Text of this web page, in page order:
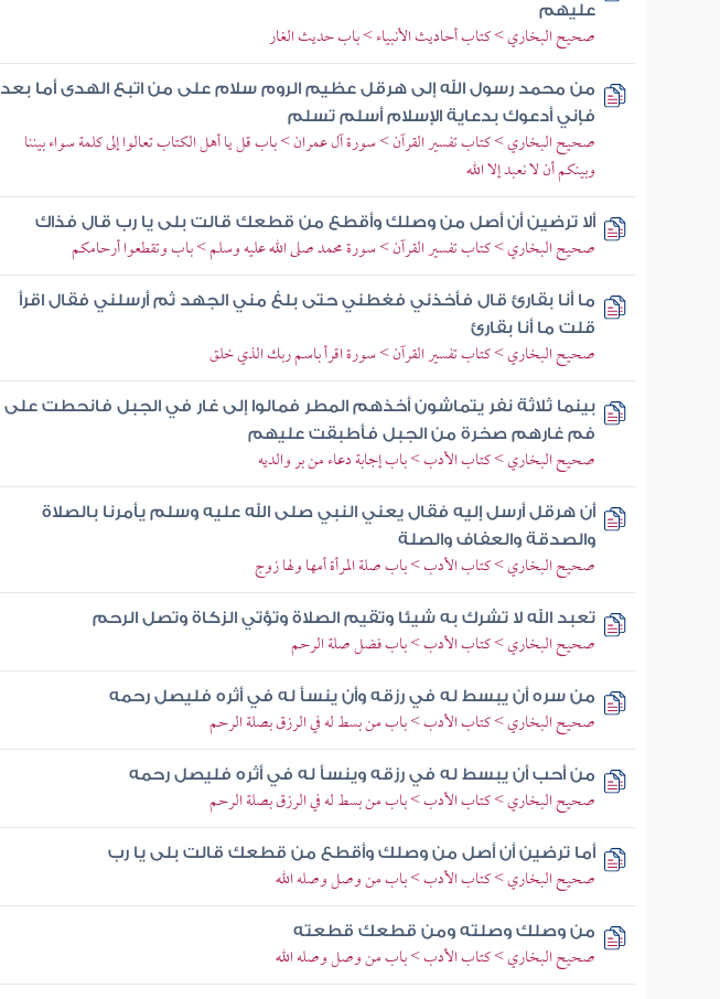
عليهم
صحيح البخاري > كتاب أحاديث الأنبياء > باب حديث الغار
من محمد رسول الله إلى هرقل عظيم الروم سلام على من اتبع الهدى أما بعد
فإني أدعوك بدعاية الإسلام أسلم تسلم
صحيح البخاري > كتاب تفسير القرآن > سورة آل عمران > باب قل يا أهل الكتاب تعالوا إلى كلمة سواء بيننا
وبينكم أن لا نعبد إلا الله
ألا ترضين أن أصل من وصلك وأقطع من قطعك قالت بلى يا رب قال فذاك
صحيح البخاري > كتاب تفسير القرآن > سورة محمد صلى الله عليه وسلم > باب وتقطعوا أرحامكم
ما أنا بقارئ قال فأخذني فغطني حتى بلغ مني الجهد ثم أرسلني فقال اقرأ
قلت ما أنا بقارئ
صحيح البخاري > كتاب تفسير القرآن > سورة اقرأ باسم ربك الذي خلق
بينما ثلاثة نفر يتماشون أخذهم المطر فمالوا إلى غار في الجبل فانحطت على
فم غارهم صخرة من الجبل فأطبقت عليهم
صحيح البخاري > كتاب الأدب > باب إجابة دعاء من بر والديه
أن هرقل أرسل إليه فقال يعني النبي صلى الله عليه وسلم يأمرنا بالصلاة
والصدقة والعفاف والصلة
صحيح البخاري > كتاب الأدب > باب صلة المرأة أمها ولها زوج
تعبد الله لا تشرك به شيئا وتقيم الصلاة وتؤتي الزكاة وتصل الرحم
صحيح البخاري > كتاب الأدب > باب فضل صلة الرحم
من سره أن يبسط له في رزقه وأن ينسأ له في أثره فليصل رحمه
صحيح البخاري > كتاب الأدب > باب من بسط له في الرزق بصلة الرحم
من أحب أن يبسط له في رزقه وينسأ له في أثره فليصل رحمه
صحيح البخاري > كتاب الأدب > باب من بسط له في الرزق بصلة الرحم
أما ترضين أن أصل من وصلك وأقطع من قطعك قالت بلى يا رب
صحيح البخاري > كتاب الأدب > باب من وصل وصله الله
من وصلك وصلته ومن قطعك قطعته
صحيح البخاري > كتاب الأدب > باب من وصل وصله الله